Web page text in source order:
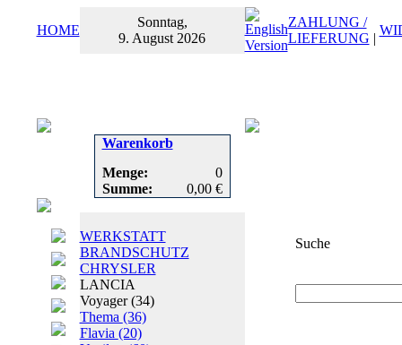
HOME
Sonntag,
9. August 2026
ZAHLUNG /
LIEFERUNG |
Warenkorb
Menge:
0
Summe:
0,00 €
WERKSTATT
BRANDSCHUTZ
CHRYSLER
LANCIA
Voyager(34)
Thema (36)
Flavia (20)
Suche